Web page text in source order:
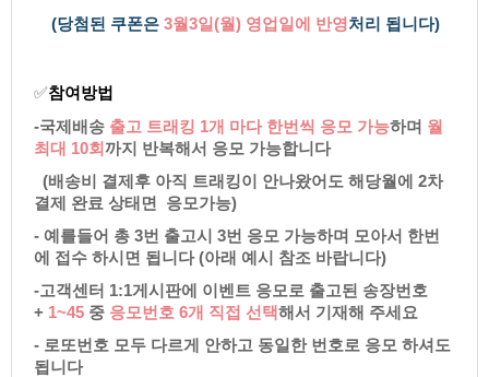
(당첨된쿠폰은 3월3일(월) 영업일에반영처리됩니다)
✅참여방법
-국제배송 출고트래킹1개마다한번씩응모가능하며 월
최대10회까지반복해서응모가능합니다
(배송비결제후아직트래킹이안나왔어도해당월에 2차
결제완료상태면응모가능)
-예를들어총3번출고시3번응모가능하며모아서한번
에접수하시면됩니다(아래예시참조바랍니다)
-고객센터1:1게시판에이벤트응모로출고된송장번호
+ 1~45 중 응모번호6개직접선택해서기재해주세요
-로또번호모두다르게안하고동일한번호로응모하셔도
됩니다